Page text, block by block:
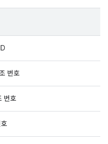
번호
번호